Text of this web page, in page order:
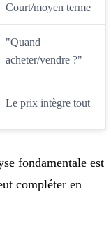
Court/moyen terme
"Quand
acheter/vendre ?"
Le prix intègre tout
fondamentale est
compléter en